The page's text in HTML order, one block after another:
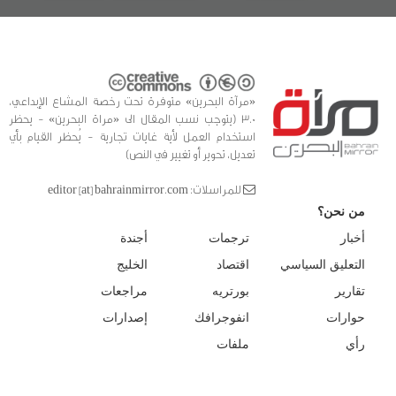
«مرآة البحرين» متوفرة تحت رخصة المشاع الإبداعي،
3.0 (يتوجب نسب المقال الى «مراة البحرين» - يحظر
استخدام العمل لأية غايات تجارية - يُحظر القيام بأي
تعديل، تحوير أو تغيير في النص)
للمراسلات: editor [at] bahrainmirror.com
من نحن؟
أخبار
التعليق السياسي
تقارير
حوارات
رأي
ترجمات
اقتصاد
بورتريه
انفوجرافك
ملفات
أجندة
الخليج
مراجعات
إصدارات